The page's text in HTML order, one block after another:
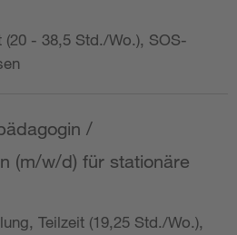
(20 - 38,5 Std./Wo.), SOS-
/
(m/w/d) für stationäre
Teilzeit (19,25 Std./Wo.),